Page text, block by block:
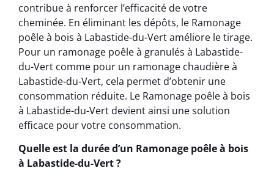
contribue à renforcer l’efficacité de votre
cheminée. En éliminant les dépôts, le Ramonage
poêle à bois à Labastide-du-Vert améliore le tirage.
Pour un ramonage poêle à granulés à Labastide-
du-Vert comme pour un ramonage chaudière à
Labastide-du-Vert, cela permet d’obtenir une
consommation réduite. Le Ramonage poêle à bois
à Labastide-du-Vert devient ainsi une solution
efficace pour votre consommation.
Quelle est la durée d’un Ramonage poêle à bois
à Labastide-du-Vert ?